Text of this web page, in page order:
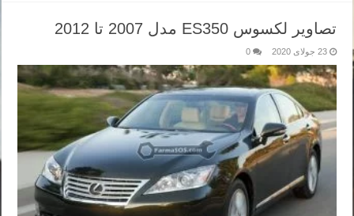
تصاویر لکسوس ES350 مدل 2007 تا 2012
23 جولای 2020 0